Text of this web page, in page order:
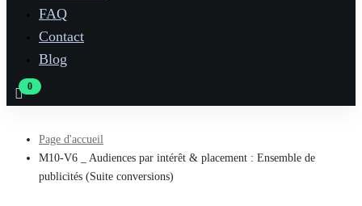
FAQ
Contact
Blog
Page d'accueil
M10-V6 _ Audiences par intérêt & placement : Ensemble de
publicités (Suite conversions)